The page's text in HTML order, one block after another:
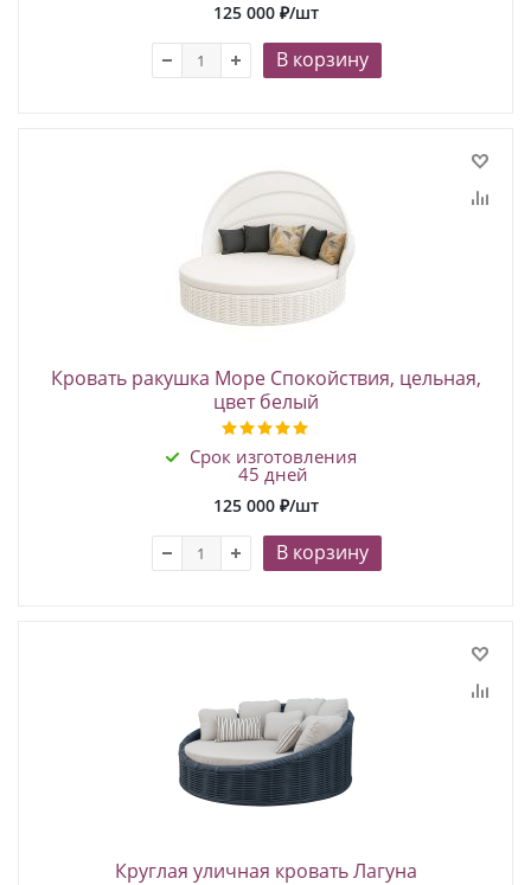
125 000 ₽/шт
В корзину
Кровать ракушка Море Спокойствия, цельная,
цвет белый
Срок изготовления
45 дней
125 000 ₽/шт
В корзину
Круглая уличная кровать Лагуна